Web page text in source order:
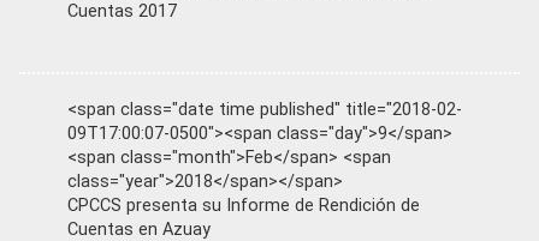
Cuentas 2017
<span class="date time published" title="2018-02-
09T17:00:07-0500"><span class="day">9</span>
<span class="month">Feb</span> <span
class="year">2018</span></span>
CPCCS presenta su Informe de Rendición de
Cuentas en Azuay